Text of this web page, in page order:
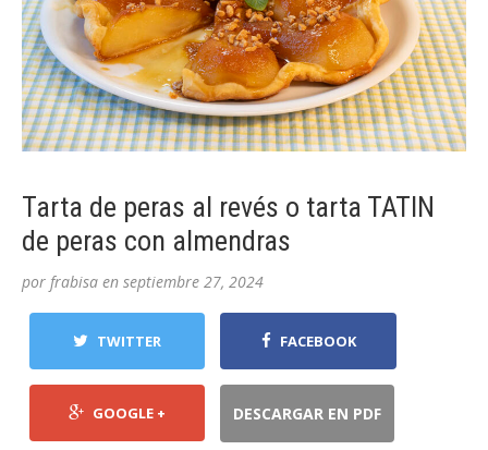
Tarta de peras al revés o tarta TATIN
de peras con almendras
por frabisa en septiembre 27, 2024
TWITTER FACEBOOK
GOOGLE + DESCARGAR EN PDF